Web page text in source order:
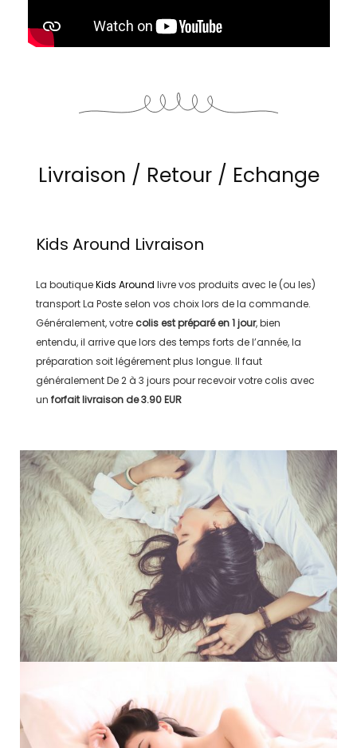
Livraison / Retour / Echange
Kids Around Livraison
La boutiqueKids Around livre vos produits avec le (ou les)
transportLa Posteselon vos choix lors de la commande.
Généralement, votre colis est préparé en1 jour, bien
entendu, il arrive que lors des temps forts de l’année, la
préparation soit légérement plus longue. Il faut
généralementDe 2 à 3 jours pour recevoir votre colis avec
un forfait livraison de3.90 EUR